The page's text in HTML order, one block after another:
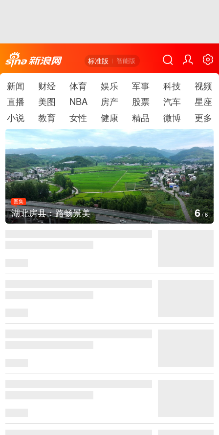
标准版 智能版
新闻 财经 体育 娱乐 军事 科技
视频
直播
美图 NBA 房产 股票 汽车
星座
小说
教育 女性 健康 精品 微博 更多
图集
湖北房县：路畅景美 6/6